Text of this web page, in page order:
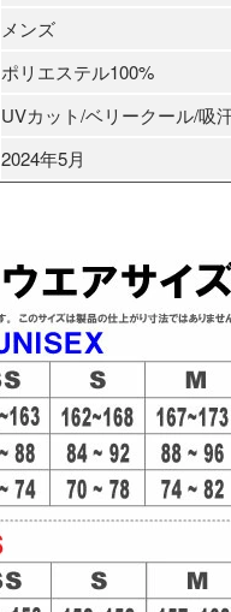
メンズ
ポリエステル100%
UVカット/ベリークール/吸
2024年5月